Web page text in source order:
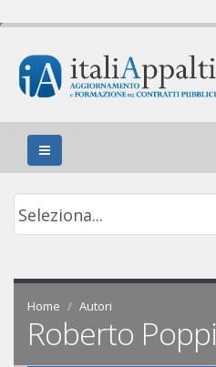
Home Autori
Roberto Poppi